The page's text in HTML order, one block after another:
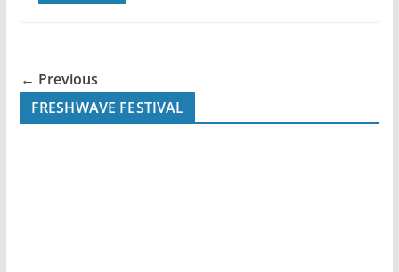
← Previous
FRESHWAVE FESTIVAL